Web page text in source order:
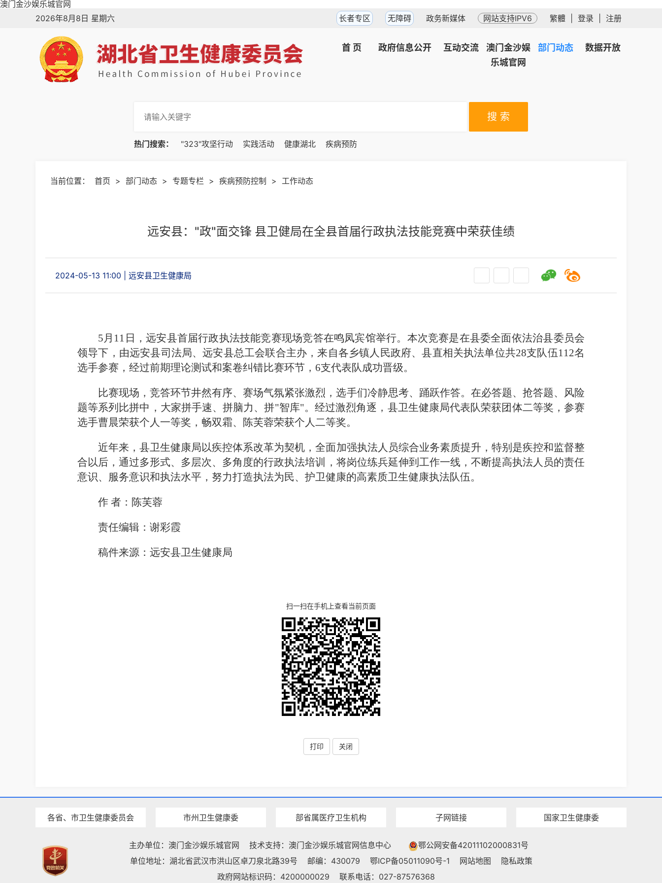
澳门金沙娱乐城官网
2026年8月8日 星期六
长者专区 无障碍 政务新媒体 网站支持IPV6 繁體 登录 注册
首 页 政府信息公开 互动交流
澳门金沙娱
乐城官网
部门动态 数据开放
搜 索
热门搜索： "323"攻坚行动 实践活动 健康湖北 疾病预防
当前位置： 首页 > 部门动态 > 专题专栏 > 疾病预防控制 > 工作动态
远安县："政"面交锋 县卫健局在全县首届行政执法技能竞赛中荣获佳绩
2024-05-13 11:00 远安县卫生健康局
5月11日，远安县首届行政执法技能竞赛现场竞答在鸣凤宾馆举行。本次竞赛是在县委全面依法治县委员会
领导下，由远安县司法局、远安县总工会联合主办，来自各乡镇人民政府、县直相关执法单位共28支队伍112名
选手参赛，经过前期理论测试和案卷纠错比赛环节，6支代表队成功晋级。
比赛现场，竞答环节井然有序、赛场气氛紧张激烈，选手们冷静思考、踊跃作答。在必答题、抢答题、风险
题等系列比拼中，大家拼手速、拼脑力、拼"智库"。经过激烈角逐，县卫生健康局代表队荣获团体二等奖，参赛
选手曹晨荣获个人一等奖，畅双霜、陈芙蓉荣获个人二等奖。
近年来，县卫生健康局以疾控体系改革为契机，全面加强执法人员综合业务素质提升，特别是疾控和监督整
合以后，通过多形式、多层次、多角度的行政执法培训，将岗位练兵延伸到工作一线，不断提高执法人员的责任
意识、服务意识和执法水平，努力打造执法为民、护卫健康的高素质卫生健康执法队伍。
作 者： 陈芙蓉
责任编辑：谢彩霞
稿件来源： 远安县卫生健康局
扫一扫在手机上查看当前页面
打印 关闭
各省、市卫生健康委员会 市州卫生健康委 部省属医疗卫生机构 子网链接 国家卫生健康委
主办单位：澳门金沙娱乐城官网 技术支持：澳门金沙娱乐城官网信息中心
鄂公网安备42011102000831号
单位地址：湖北省武汉市洪山区卓刀泉北路39号
邮编：430079 鄂ICP备05011090号-1 网站地图
隐私政策
政府网站标识码：4200000029
联系电话：027-87576368